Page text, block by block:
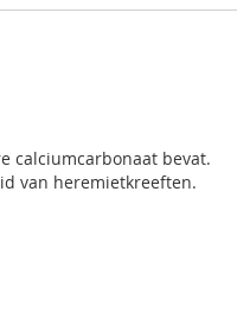
calciumcarbonaat bevat.
van heremietkreeften.